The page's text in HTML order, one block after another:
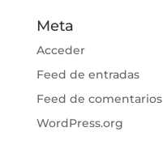
Meta
Acceder
Feed de entradas
Feed de comentarios
WordPress.org